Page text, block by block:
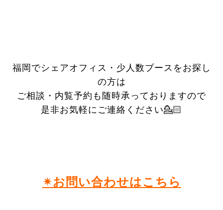
福岡でシェアオフィス・少人数ブースをお探し
の方は
ご相談・内覧予約も随時承っておりますので
是非お気軽にご連絡ください💁🏻
✴︎お問い合わせはこちら